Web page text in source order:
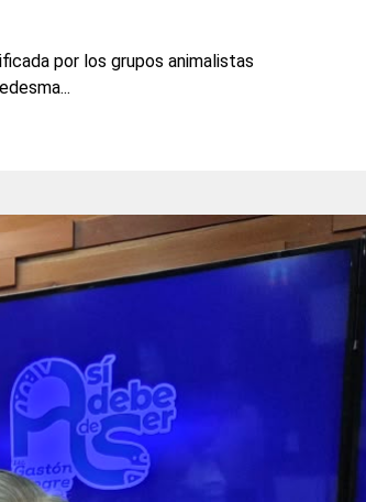
por los grupos animalistas